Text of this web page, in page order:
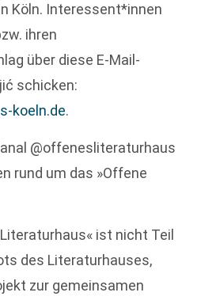
Köln. Interessent*innen
ihren
über diese E-Mail-
schicken:
koeln.de.
@offenesliteraturhaus
rund um das »Offene
ist nicht Teil
des Literaturhauses,
zur gemeinsamen